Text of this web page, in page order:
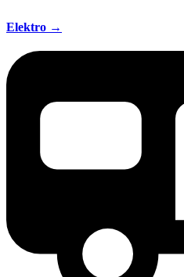
Elektro →